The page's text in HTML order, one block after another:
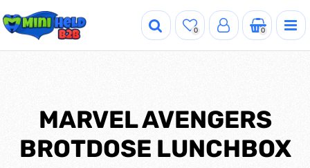
0 0
MARVEL AVENGERS
BROTDOSE LUNCHBOX